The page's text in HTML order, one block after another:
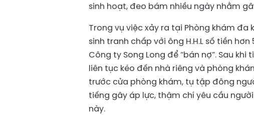
sinh hoạt, đeo bám nhiều ngày nhằm
Trong vụ việc xảy ra tại Phòng khám đa
sinh tranh chấp với ông H.H.L số tiền
Công ty Song Long để “bán nợ”. Sau
liên tục kéo đến nhà riêng và phòng
trước cửa phòng khám, tụ tập đông
tiếng gây áp lực, thậm chí yêu cầu
này.